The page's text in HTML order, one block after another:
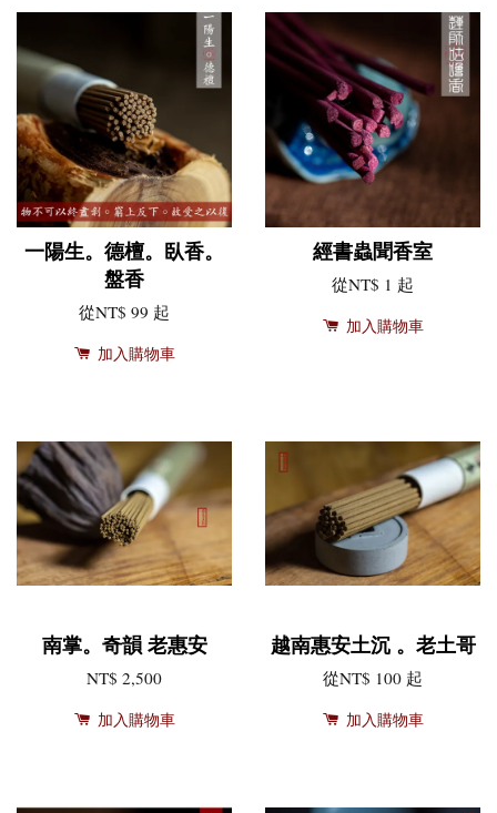
一陽生。德檀。臥香。
盤香
從NT$ 99 起
加入購物車
經書蟲聞香室
從NT$ 1 起
加入購物車
南掌。奇韻 老惠安
NT$ 2,500
加入購物車
越南惠安土沉 。老土哥
從NT$ 100 起
加入購物車